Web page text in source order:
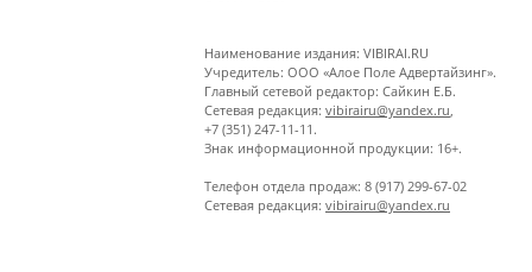
Наименование издания: VIBIRAI.RU
Учредитель: ООО «Алое Поле Адвертайзинг».
Главный сетевой редактор: Сайкин Е.Б.
Сетевая редакция: vibirairu@yandex.ru
+7 (351) 247-11-11.
Знак информационной продукции: 16+.
Телефон отдела продаж: 8 (917) 299-67-02
Сетевая редакция: vibirairu@yandex.ru